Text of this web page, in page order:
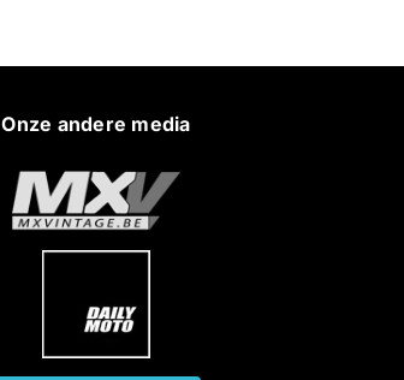
Onze andere media